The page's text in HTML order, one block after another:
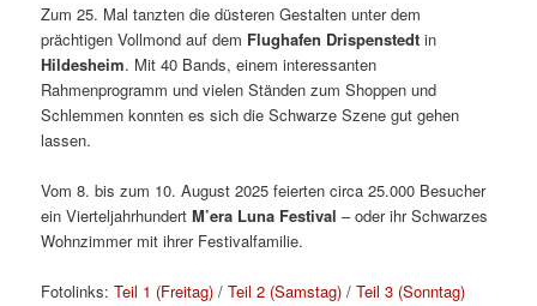
Zum 25. Mal tanzten die düsteren Gestalten unter dem
prächtigen Vollmond auf dem Flughafen Drispenstedt in
Hildesheim. Mit 40 Bands, einem interessanten
Rahmenprogramm und vielen Ständen zum Shoppen und
Schlemmen konnten es sich die Schwarze Szene gut gehen
lassen.
Vom 8. bis zum 10. August 2025 feierten circa 25.000 Besucher
ein VierteljahrhundertM’era Luna Festival – oder ihr Schwarzes
Wohnzimmer mit ihrer Festivalfamilie.
Fotolinks:Teil 1 (Freitag) /Teil 2 (Samstag) /Teil 3 (Sonntag)